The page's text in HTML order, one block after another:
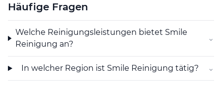
Häufige Fragen
Welche Reinigungsleistungen bietet Smile
Reinigung an?
⌄
In welcher Region ist Smile Reinigung tätig? ⌄